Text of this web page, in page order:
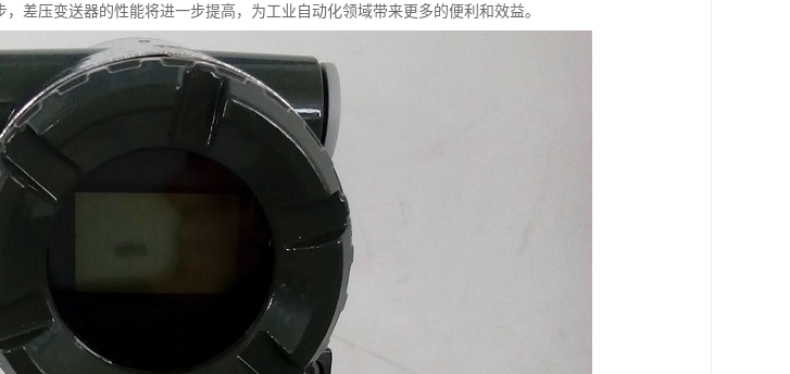
差压变送器的性能将进一步提高，为工业自动化领域带来更多的便利和效益。